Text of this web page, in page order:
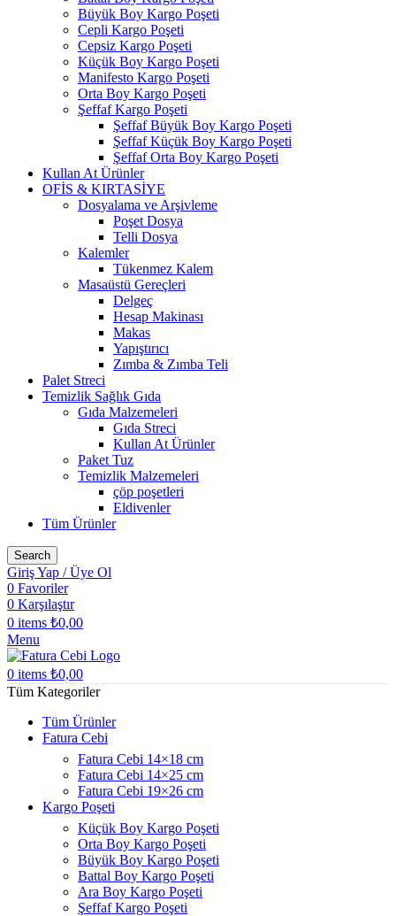
Büyük Boy Kargo Poşeti
Cepli Kargo Poşeti
Cepsiz Kargo Poşeti
Küçük Boy Kargo Poşeti
Manifesto Kargo Poşeti
Orta Boy Kargo Poşeti
Şeffaf Kargo Poşeti
Şeffaf Büyük Boy Kargo Poşeti
Şeffaf Küçük Boy Kargo Poşeti
Şeffaf Orta Boy Kargo Poşeti
Kullan At Ürünler
OFİS & KIRTASİYE
Dosyalama ve Arşivleme
Poşet Dosya
Telli Dosya
Kalemler
Tükenmez Kalem
Masaüstü Gereçleri
Delgeç
Hesap Makinası
Makas
Yapıştırıcı
Zımba & Zımba Teli
Palet Streci
Temizlik Sağlık Gıda
Gıda Malzemeleri
Gıda Streci
Kullan At Ürünler
Paket Tuz
Temizlik Malzemeleri
çöp poşetleri
Eldivenler
Tüm Ürünler
Search
Giriş Yap / Üye Ol
0 Favoriler
0 Karşılaştır
0 items ₺0,00
Menu
0 items ₺0,00
Tüm Kategoriler
Tüm Ürünler
Fatura Cebi
Fatura Cebi 14×18 cm
Fatura Cebi 14×25 cm
Fatura Cebi 19×26 cm
Kargo Poşeti
Küçük Boy Kargo Poşeti
Orta Boy Kargo Poşeti
Büyük Boy Kargo Poşeti
Battal Boy Kargo Poşeti
Ara Boy Kargo Poşeti
Şeffaf Kargo Poşeti